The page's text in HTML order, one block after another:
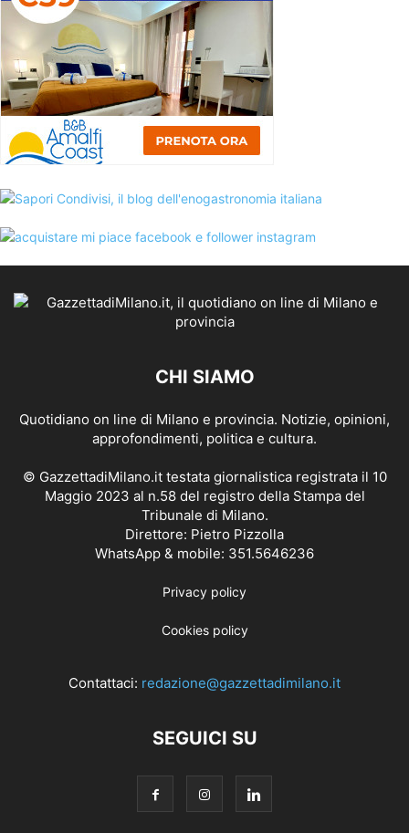
CHI SIAMO
Quotidiano on line di Milano e provincia. Notizie, opinioni,
approfondimenti, politica e cultura.
© GazzettadiMilano.it testata giornalistica registrata il 10
Maggio 2023 al n.58 del registro della Stampa del
Tribunale di Milano.
Direttore: Pietro Pizzolla
WhatsApp & mobile: 351.5646236
Privacy policy
Cookies policy
Contattaci: redazione@gazzettadimilano.it
SEGUICI SU